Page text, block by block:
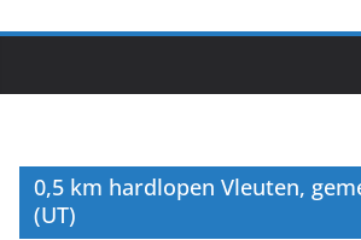
0,5 km hardlopen Vleuten,
(UT)